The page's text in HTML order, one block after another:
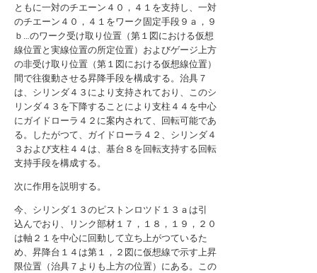
ともに一対のチエーン４０，４１を支持し、一対
のチエーン４０，４１をワーク固定手段９ａ，９
ｂ…のワーク受け取り位置（第１図における仮想
線位置と実線位置の所定位置）およびゲージ上方
の非受け取り位置（第１図における仮想線位置）
間で往復動させる昇降手段を構成する。治具７
は、シリンダ４３により支持されており、このシ
リンダ４３を下降することにより支柱４４を中心
にガイドローラ４２に案内されて、回転可能であ
る。したがつて、ガイドローラ４２、シリンダ４
３および支柱４４は、基台８を回転支持する回転
支持手段を構成する。
次に作用を説明する。
今、シリンダ１３のピストンロツド１３ａは引
込んでおり、リンク部材１７，１８，１９，２０
は軸２１を中心に回動して立ち上がつているた
め、昇降台１４は第１，２図に仮想線で示す上昇
限位置（治具７よりも上方の位置）にある。この